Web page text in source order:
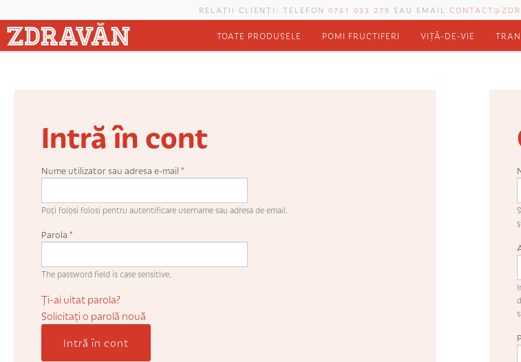
RELAȚII CLIENȚI: TELEFON 0761 033 279 SAU EMAIL
TOATE PRODUSELE POMI FRUCTIFERI VIȚĂ-DE-VIE
Intră în cont
Nume utilizator sau adresa e-mail *
Poți folosi folosi pentru autentificare username sau adresa de email.
Parola *
The password field is case sensitive.
Ți-ai uitat parola?
Solicitaţi o parolă nouă
Intră în cont